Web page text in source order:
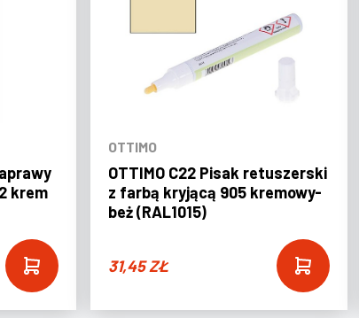
krem
OTTIMO
OTTIMO C22 Pisak retuszerski
z farbą kryjącą 905 kremowy-
beż (RAL1015)
31,45ZŁ